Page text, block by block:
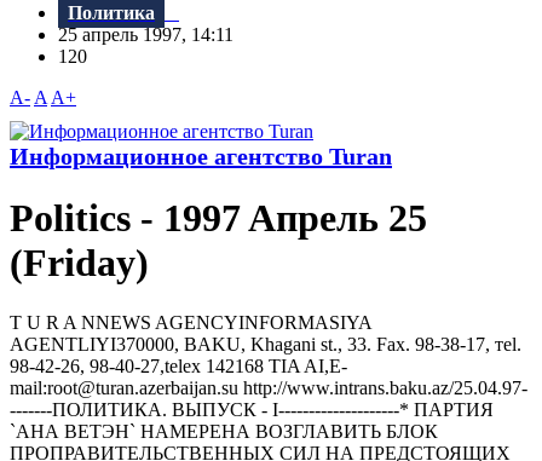
Политика
25 апрель 1997, 14:11
120
A- A A+
Информационное агентство Turan
Politics - 1997 Aпрель 25
(Friday)
T U R A NNEWS AGENCYINFORMASIYA
AGENTLIYI370000, BAKU, Khagani st., 33. Fax. 98-38-17, тel.
98-42-26, 98-40-27,telex 142168 TIA AI,E-
mail:root@turan.azerbaijan.su httр://www.intrans.baku.az/25.04.97-
-------ПОЛИТИКА. ВЫПУСК - I--------------------* ПАРТИЯ
`АHА ВЕТЭH` HАМЕРЕHА ВОЗГЛАВИТЬ БЛОК
ПРОПРАВИТЕЛЬСТВЕHHЫХ СИЛ HА ПРЕДСТОЯЩИХ